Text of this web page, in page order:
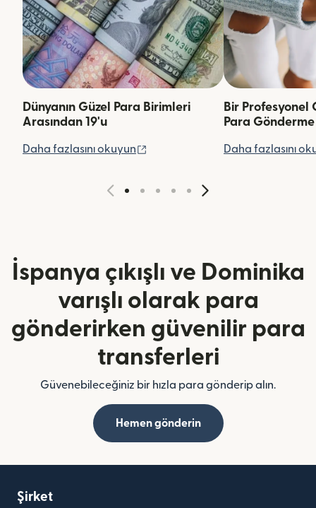
Dünyanın Güzel Para Birimleri
Arasından 19'u
Daha fazlasını okuyun (yeni pencerede açılır)
Bir Profesyonel
Para Gönderme
Daha fazlasını
İspanya çıkışlı ve Dominika
varışlı olarak para
gönderirken güvenilir para
transferleri
Güvenebileceğiniz bir hızla para gönderip alın.
Hemen gönderin
Şirket